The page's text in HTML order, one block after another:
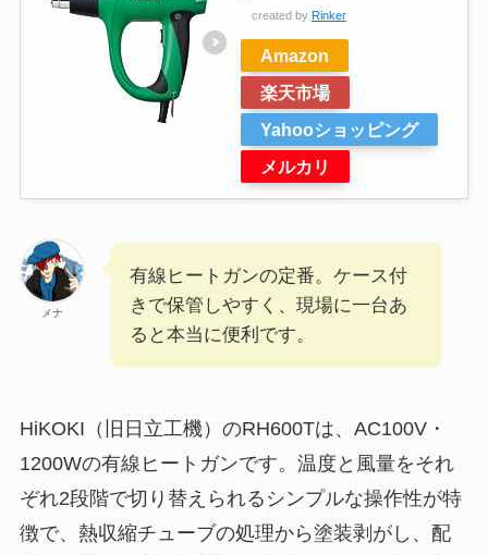
created by Rinker
Amazon
楽天市場
Yahooショッピング
メルカリ
メナ
有線ヒートガンの定番。ケース付
きで保管しやすく、現場に一台あ
ると本当に便利です。
HiKOKI（旧日立工機）のRH600Tは、AC100V・
1200Wの有線ヒートガンです。温度と風量をそれ
ぞれ2段階で切り替えられるシンプルな操作性が特
徴で、熱収縮チューブの処理から塗装剥がし、配